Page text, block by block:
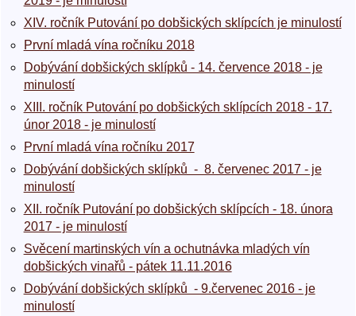
XIV. ročník Putování po dobšických sklípcích je minulostí
První mladá vína ročníku 2018
Dobývání dobšických sklípků - 14. července 2018 - je
minulostí
XIII. ročník Putování po dobšických sklípcích 2018 - 17.
únor 2018 - je minulostí
První mladá vína ročníku 2017
Dobývání dobšických sklípků - 8. červenec 2017 - je
minulostí
XII. ročník Putování po dobšických sklípcích - 18. února
2017 - je minulostí
Svěcení martinských vín a ochutnávka mladých vín
dobšických vinařů - pátek 11.11.2016
Dobývání dobšických sklípků - 9.červenec 2016 - je
minulostí